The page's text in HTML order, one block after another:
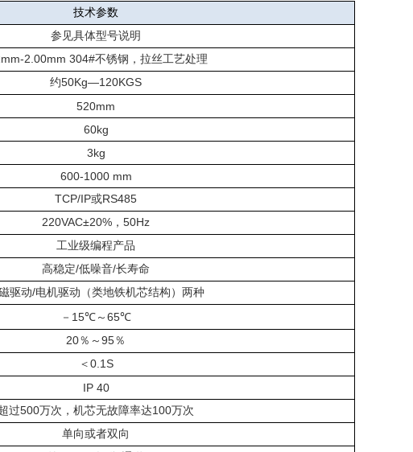
技术参数
参见具体型号说明
2.00mm 304#不锈钢，拉丝工艺处理
约50Kg—120KGS
520mm
60kg
3kg
600-1000 mm
TCP/IP或RS485
220VAC±20% ， 50Hz
工业级编程产品
高稳定/低噪音/长寿命
驱动/电机驱动（类地铁机芯结构）两种
－ 15℃ ～ 65℃
20％～ 95％
＜ 0.1S
IP 40
过500万次，机芯无故障率达100万次
单向或者双向